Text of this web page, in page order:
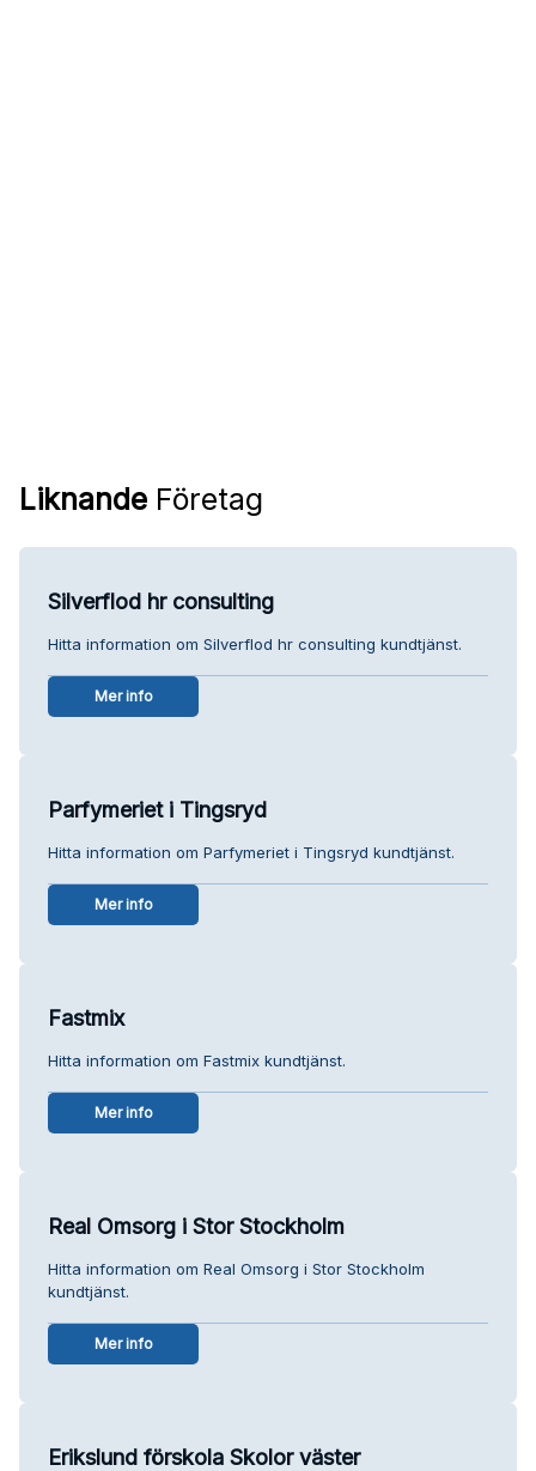
Liknande Företag
Silverflod hr consulting
Hitta information om Silverflod hr consulting kundtjänst.
Mer info
Parfymeriet i Tingsryd
Hitta information om Parfymeriet i Tingsryd kundtjänst.
Mer info
Fastmix
Hitta information om Fastmix kundtjänst.
Mer info
Real Omsorg i Stor Stockholm
Hitta information om Real Omsorg i Stor Stockholm
kundtjänst.
Mer info
Erikslund förskola Skolor väster